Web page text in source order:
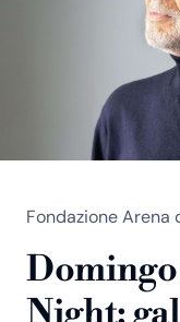
Fondazione Arena
Night: